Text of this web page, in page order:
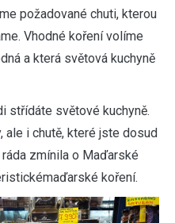
požadované chuti, kterou
Vhodné koření volíme
a která světová kuchyně
střídáte světové kuchyně.
ale i chutě, které jste dosud
zmínila o Maďarské
maďarské koření.